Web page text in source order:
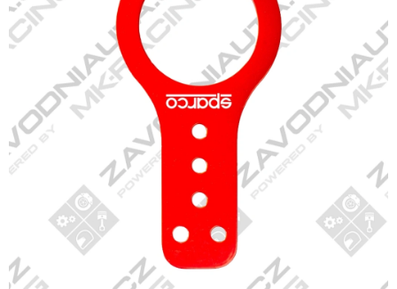
TÝM
A
FANOUŠCI
Profil
Obchodní
podmínky